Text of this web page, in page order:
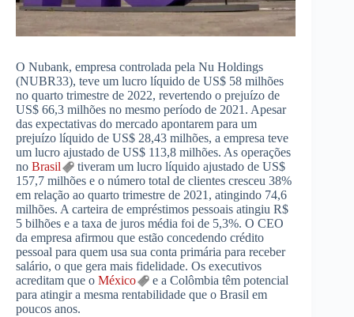
O Nubank, empresa controlada pela Nu Holdings
(NUBR33), teve um lucro líquido de US$ 58 milhões
no quarto trimestre de 2022, revertendo o prejuízo de
US$ 66,3 milhões no mesmo período de 2021. Apesar
das expectativas do mercado apontarem para um
prejuízo líquido de US$ 28,43 milhões, a empresa teve
um lucro ajustado de US$ 113,8 milhões. As operações
no Brasil
tiveram um lucro líquido ajustado de US$
157,7 milhões e o número total de clientes cresceu 38%
em relação ao quarto trimestre de 2021, atingindo 74,6
milhões. A carteira de empréstimos pessoais atingiu R$
5 bilhões e a taxa de juros média foi de 5,3%. O CEO
da empresa afirmou que estão concedendo crédito
pessoal para quem usa sua conta primária para receber
salário, o que gera mais fidelidade. Os executivos
acreditam que o México
e a Colômbia têm potencial
para atingir a mesma rentabilidade que o Brasil em
poucos anos.